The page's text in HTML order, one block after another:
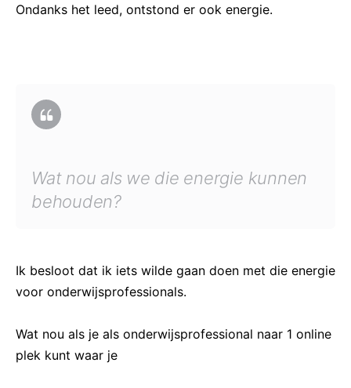
Ondanks het leed, ontstond er ook energie.
Wat nou als we die energie kunnen
behouden?
Ik besloot dat ik iets wilde gaan doen met die energie
voor onderwijsprofessionals.
Wat nou als je als onderwijsprofessional naar 1 online
plek kunt waar je